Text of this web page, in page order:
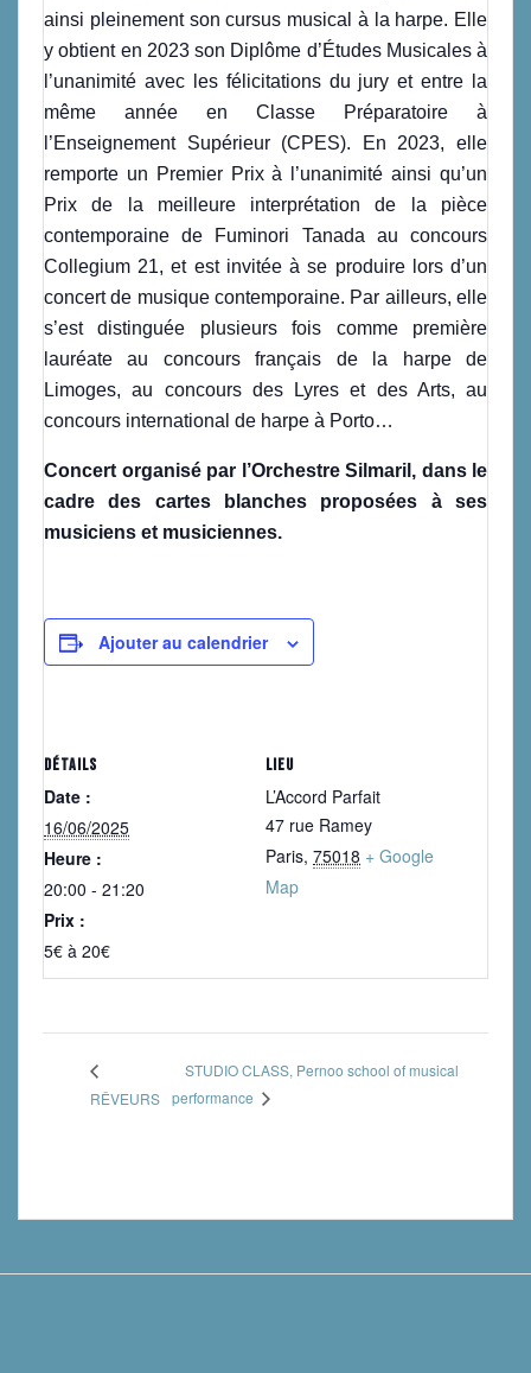
ainsi pleinement son cursus musical à la harpe. Elle
y obtient en 2023 son Diplôme d’Études Musicales à
l’unanimité avec les félicitations du jury et entre la
même année en Classe Préparatoire à
l’Enseignement Supérieur (CPES). En 2023, elle
remporte un Premier Prix à l’unanimité ainsi qu’un
Prix de la meilleure interprétation de la pièce
contemporaine de Fuminori Tanada au concours
Collegium 21, et est invitée à se produire lors d’un
concert de musique contemporaine. Par ailleurs, elle
s’est distinguée plusieurs fois comme première
lauréate au concours français de la harpe de
Limoges, au concours des Lyres et des Arts, au
concours international de harpe à Porto…
Concert organisé par l’Orchestre Silmaril, dans le
cadre des cartes blanches proposées à ses
musiciens et musiciennes.
Ajouter au calendrier
DÉTAILS
Date :
16/06/2025
Heure :
20:00 - 21:20
Prix :
5€ à 20€
LIEU
L’Accord Parfait
47 rue Ramey
Paris, 75018 + Google
Map
RÊVEURS
STUDIO CLASS, Pernoo school of musical
performance